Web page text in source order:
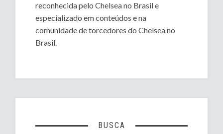
reconhecida pelo Chelsea no Brasil e
especializado em conteúdos e na
comunidade de torcedores do Chelsea no
Brasil.
BUSCA